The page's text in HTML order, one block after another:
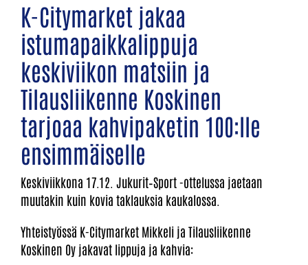
K-Citymarket jakaa
istumapaikkalippuja
keskiviikon matsiin ja
Tilausliikenne Koskinen
tarjoaa kahvipaketin 100:lle
ensimmäiselle
Keskiviikkona 17.12. Jukurit–Sport -ottelussa jaetaan
muutakin kuin kovia taklauksia kaukalossa.
Yhteistyössä K-Citymarket Mikkeli ja Tilausliikenne
Koskinen Oy jakavat lippuja ja kahvia: